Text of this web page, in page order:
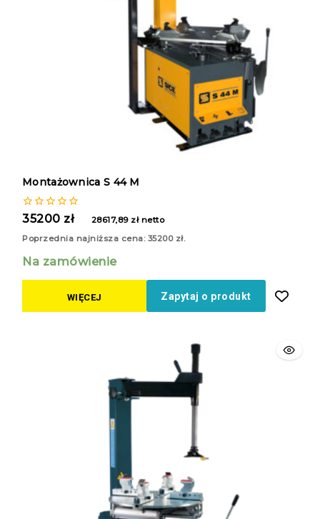
Montażownica S 44 M
0
5
35200 zł 28617,89 złnetto
Poprzednia najniższa cena: 35200 zł.
Na zamówienie
WIĘCEJ Zapytaj o produkt